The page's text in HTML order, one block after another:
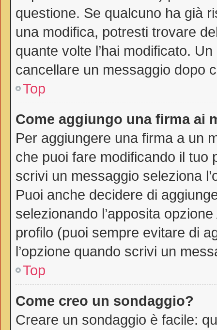
questione. Se qualcuno ha già
una modifica, potresti trovare
quante volte l’hai modificato.
cancellare un messaggio dopo
Top
Come aggiungo una firma ai
Per aggiungere una firma a un
che puoi fare modificando il tuo
scrivi un messaggio seleziona
Puoi anche decidere di
selezionando l’apposita opzione
profilo (puoi sempre evitare di
l’opzione quando scrivi un
Top
Come creo un sondaggio?
Creare un sondaggio è facile: